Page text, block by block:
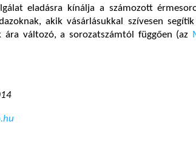
eladásra kínálja a számozott
akik vásárlásukkal szívesen
ára változó, a sorozatszámtól függően (az